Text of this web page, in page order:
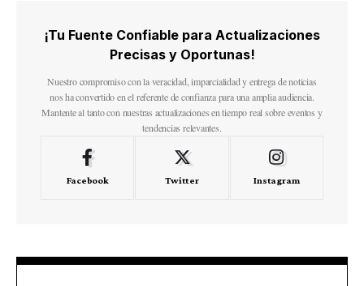
¡Tu Fuente Confiable para Actualizaciones
Precisas y Oportunas!
Nuestro compromiso con la veracidad, imparcialidad y entrega de noticias
nos ha convertido en el referente de confianza para una amplia audiencia.
Mantente al tanto con nuestras actualizaciones en tiempo real sobre eventos y
tendencias relevantes.
Facebook Twitter Instagram